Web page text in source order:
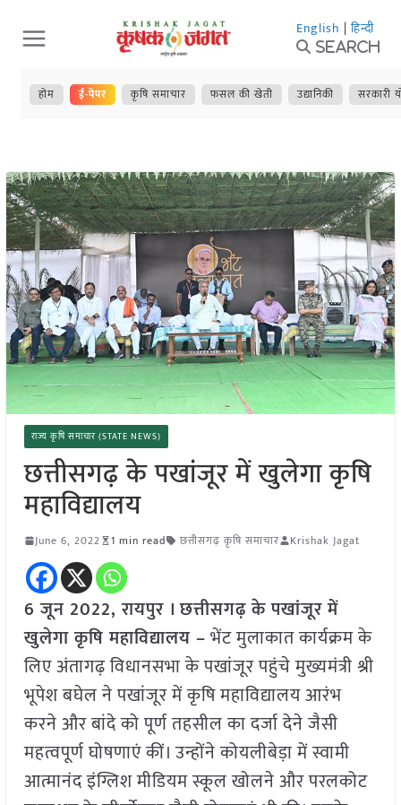
Skip
to
content
English | हिन्दी
Search
होम ई-पेपर कृषि समाचार फसल की खेती उद्यानिकी सरकारी
राज्य कृषि समाचार (STATE NEWS)
छत्तीसगढ़ के पखांजूर में खुलेगा कृषि
महाविद्यालय
June 6, 2022 1 min read छत्तीसगढ़ कृषि समाचार Krishak Jagat
6 जून 2022, रायपुर । छत्तीसगढ़ के पखांजूर में
खुलेगा कृषि महाविद्यालय –भेंट मुलाकात कार्यक्रम के
लिए अंतागढ़ विधानसभा के पखांजूर पहुंचे मुख्यमंत्री श्री
भूपेश बघेल ने पखांजूर में कृषि महाविद्यालय आरंभ
करने और बांदे को पूर्ण तहसील का दर्जा देने जैसी
महत्वपूर्ण घोषणाएं कीं। उन्होंने कोयलीबेड़ा में स्वामी
आत्मानंद इंग्लिश मीडियम स्कूल खोलने और परलकोट